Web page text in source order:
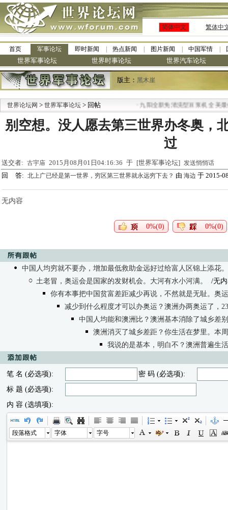
简体中文 繁体中
首页 军事论坛 即时新闻 热点新闻 图片新闻 中国军情
世界军事论坛 世界时事论坛 世界汽车论坛
版主： 黑木崖
世界论坛网 > 世界军事论坛 > 回帖 九阳全新免清洗型豆浆机 全美最低
别空想。没人愿去第三世界办冬奥，
过
送交者: 古宇庙 2015月08月01日04:16:36 于 [世界军事论坛] 发送悄悄话
回 答: 北上广已经是第一世界，穷区第三世界就永远穷下去？ 由 海边 于 2015-
无内容
0%(0) 0%(0)
中国人均穷就不要办，增加最低救助金远好过给富人区锦上添花。
土老冒，奥运会是国家的发财机会。大河有水小河满。
/无
你有本事把中国贫富差距减少再说，不然就是无耻。奥
减少到什么程度才可以办奥运？澳洲办两奥运了，
中国人均能和澳洲比？澳洲基本消除了城乡差
澳洲消灭了城乡差距？你生活在梦里。本
我说的是基本，明白不？澳洲普遍生
笔 名 (必选项):
密 码 (必选项):
标 题 (必选项):
内 容 (选填项):
段落格式 字体 字号